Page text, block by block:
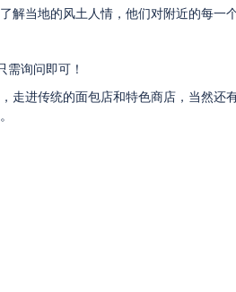
当地的风土人情，他们对附近的每一
询问即可！
进传统的面包店和特色商店，当然还